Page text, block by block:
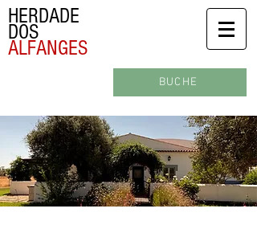
HERDADE
DOS
ALFANGES
BUCHE